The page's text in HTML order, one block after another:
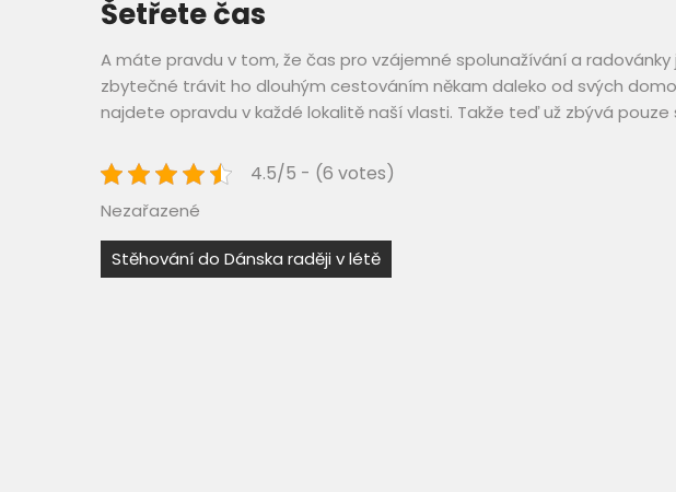
Šetřete čas
A máte pravdu v tom, že čas pro vzájemné spolunažívání a
zbytečné trávit ho dlouhým cestováním někam daleko od svých
najdete opravdu v každé lokalitě naší vlasti. Takže teď už zbývá
4.5/5 - (6 votes)
Nezařazené
Navigace
Stěhování do Dánska raději v létě